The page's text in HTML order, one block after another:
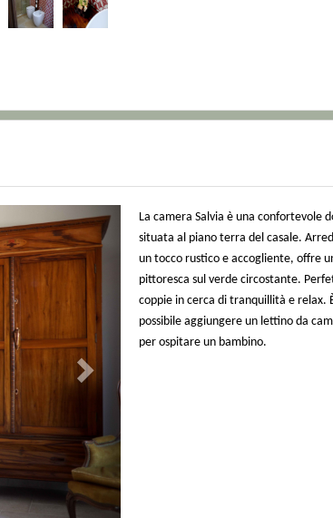
Next
La camera Salvia è una confortevole
situata al piano terra del casale.
un tocco rustico e accogliente, offre
pittoresca sul verde circostante.
coppie in cerca di tranquillità e relax.
possibile aggiungere un lettino da
per ospitare un bambino.